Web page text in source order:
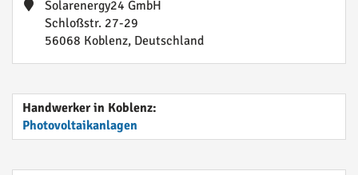
Solarenergy24 GmbH
Schloßstr. 27-29
56068 Koblenz, Deutschland
Handwerker in Koblenz:
Photovoltaikanlagen